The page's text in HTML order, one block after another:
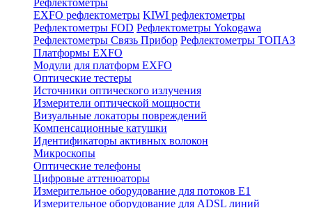
EXFO рефлектометры KIWI рефлектометры
Рефлектометры FOD Рефлектометры Yokogawa
Рефлектометры Связь Прибор Рефлектометры ТОПАЗ
Платформы EXFO
Модули для платформ EXFO
Оптические тестеры
Источники оптического излучения
Измерители оптической мощности
Визуальные локаторы повреждений
Компенсационные катушки
Идентификаторы активных волокон
Микроскопы
Оптические телефоны
Цифровые аттенюаторы
Измерительное оборудование для потоков Е1
Измерительное оборудование для ADSL линий